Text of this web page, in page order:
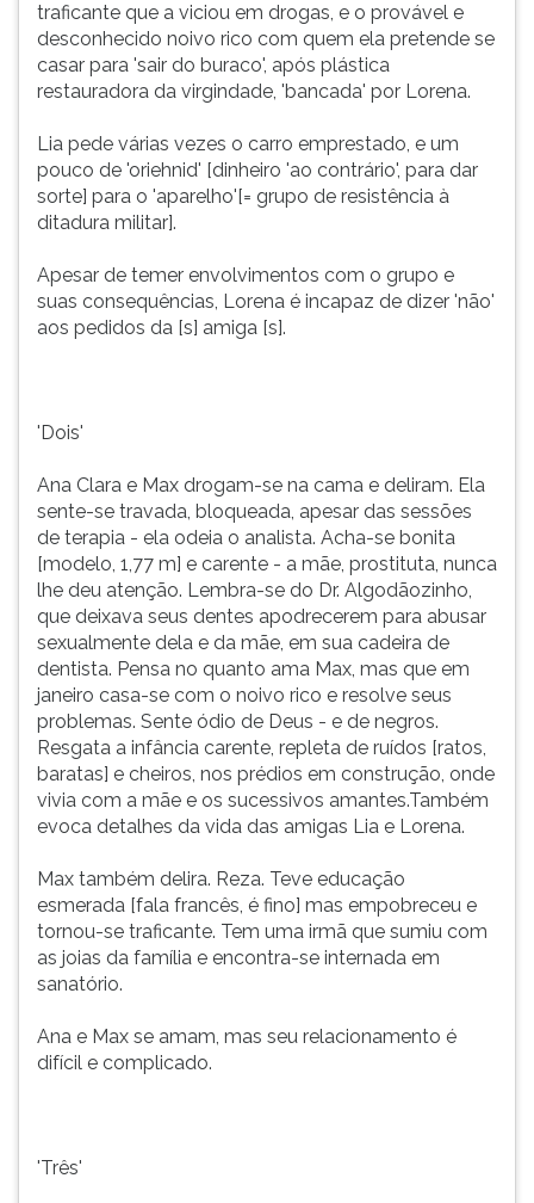
traficante que a viciou em drogas, e o provável e
desconhecido noivo rico com quem ela pretende se
casar para 'sair do buraco', após plástica
restauradora da virgindade, 'bancada' por Lorena.
Lia pede várias vezes o carro emprestado, e um
pouco de 'oriehnid' [dinheiro 'ao contrário', para dar
sorte] para o 'aparelho'[= grupo de resistência à
ditadura militar].
Apesar de temer envolvimentos com o grupo e
suas consequências, Lorena é incapaz de dizer 'não'
aos pedidos da [s] amiga [s].
'Dois'
Ana Clara e Max drogam-se na cama e deliram. Ela
sente-se travada, bloqueada, apesar das sessões
de terapia - ela odeia o analista. Acha-se bonita
[modelo, 1,77 m] e carente - a mãe, prostituta, nunca
lhe deu atenção. Lembra-se do Dr. Algodãozinho,
que deixava seus dentes apodrecerem para abusar
sexualmente dela e da mãe, em sua cadeira de
dentista. Pensa no quanto ama Max, mas que em
janeiro casa-se com o noivo rico e resolve seus
problemas. Sente ódio de Deus - e de negros.
Resgata a infância carente, repleta de ruídos [ratos,
baratas] e cheiros, nos prédios em construção, onde
vivia com a mãe e os sucessivos amantes.Também
evoca detalhes da vida das amigas Lia e Lorena.
Max também delira. Reza. Teve educação
esmerada [fala francês, é fino] mas empobreceu e
tornou-se traficante. Tem uma irmã que sumiu com
as joias da família e encontra-se internada em
sanatório.
Ana e Max se amam, mas seu relacionamento é
difícil e complicado.
'Três'